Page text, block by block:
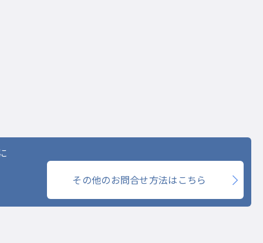
その他のお問合せ方法はこちら